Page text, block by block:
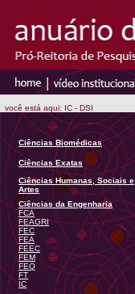
você está aqui: IC - DSI
Ciências Biomédicas
Ciências Exatas
Ciências Humanas, Sociais e
Artes
Ciências da Engenharia
FCA
FEAGRI
FEC
FEA
FEEC
FEM
FEQ
FT
IC